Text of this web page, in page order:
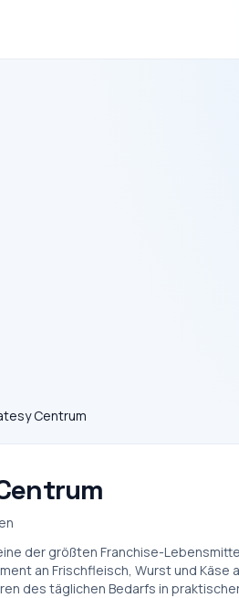
Centrum
der größten Franchise-
an Frischfleisch, Wurst und
des täglichen Bedarfs in